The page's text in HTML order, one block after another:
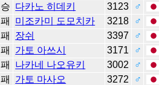
승 다카노 히데키 3123
♂
패 미조카미 도모치카 3218
♂
패 장쉬 3397
♂
패 가토 아쓰시 3171
♂
패 나카네 나오유키 3002
♂
패 가토 마사오 3272
♂